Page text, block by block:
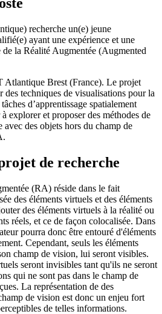
recherche un(e) jeune
ayant une expérience et une
la Réalité Augmentée (Augmented
Atlantique Brest (France). Le projet
techniques de visualisations pour la
d’apprentissage spatialement
explorer et proposer des méthodes de
avec des objets hors du champ de
de recherche
(RA) réside dans le fait
des éléments virtuels et des éléments
des éléments virtuels à la réalité ou
réels, et ce de façon colocalisée. Dans
pourra donc être entouré d'éléments
Cependant, seuls les éléments
champ de vision, lui seront visibles.
seront invisibles tant qu'ils ne seront
qui ne sont pas dans le champ de
La représentation de des
de vision est donc un enjeu fort
de telles informations.